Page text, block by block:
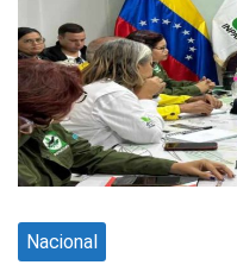
Nacional